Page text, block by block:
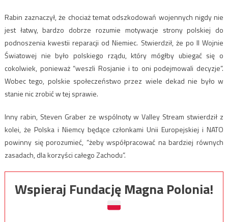
Rabin zaznaczył, że chociaż temat odszkodowań wojennych nigdy nie
jest łatwy, bardzo dobrze rozumie motywacje strony polskiej do
podnoszenia kwestii reparacji od Niemiec. Stwierdził, że po II Wojnie
Światowej nie było polskiego rządu, który mógłby ubiegać się o
cokolwiek, ponieważ “weszli Rosjanie i to oni podejmowali decyzje”.
Wobec tego, polskie społeczeństwo przez wiele dekad nie było w
stanie nic zrobić w tej sprawie.
Inny rabin, Steven Graber ze wspólnoty w Valley Stream stwierdził z
kolei, że Polska i Niemcy będące członkami Unii Europejskiej i NATO
powinny się porozumieć, “żeby współpracować na bardziej równych
zasadach, dla korzyści całego Zachodu”.
Wspieraj Fundację Magna Polonia!